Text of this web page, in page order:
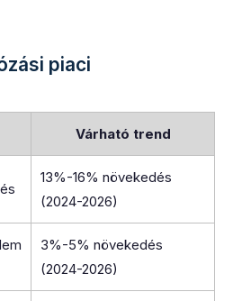
piaci
Várható trend
13%-16% növekedés
(2024-2026)
3%-5% növekedés
(2024-2026)